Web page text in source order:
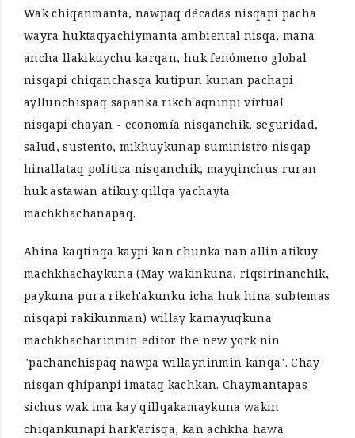
Wak chiqanmanta, ñawpaq décadas nisqapi pacha
wayra huktaqyachiymanta ambiental nisqa, mana
ancha llakikuychu karqan, huk fenómeno global
nisqapi chiqanchasqa kutipun kunan pachapi
ayllunchispaq sapanka rikch'aqninpi virtual
nisqapi chayan - economía nisqanchik, seguridad,
salud, sustento, mikhuykunap suministro nisqap
hinallataq política nisqanchik, mayqinchus ruran
huk astawan atikuy qillqa yachayta
machkhachanapaq.
Ahina kaqtinqa kaypi kan chunka ñan allin atikuy
machkhachaykuna (May wakinkuna, riqsirinanchik,
paykuna pura rikch'akunku icha huk hina subtemas
nisqapi rakikunman) willay kamayuqkuna
machkhacharinmin editor the new york nin
"pachanchispaq ñawpa willayninmin kanqa". Chay
nisqan qhipanpi imataq kachkan. Chaymantapas
sichus wak ima kay qillqakamaykuna wakin
chiqankunapi hark'arisqa, kan achkha hawa